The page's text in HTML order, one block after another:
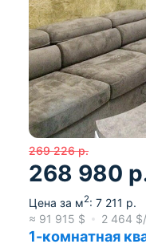
269 226 р.
268 980
Цена за м2: 7 211 р.
≈ 91 915 $ 2 464
1-комнатная